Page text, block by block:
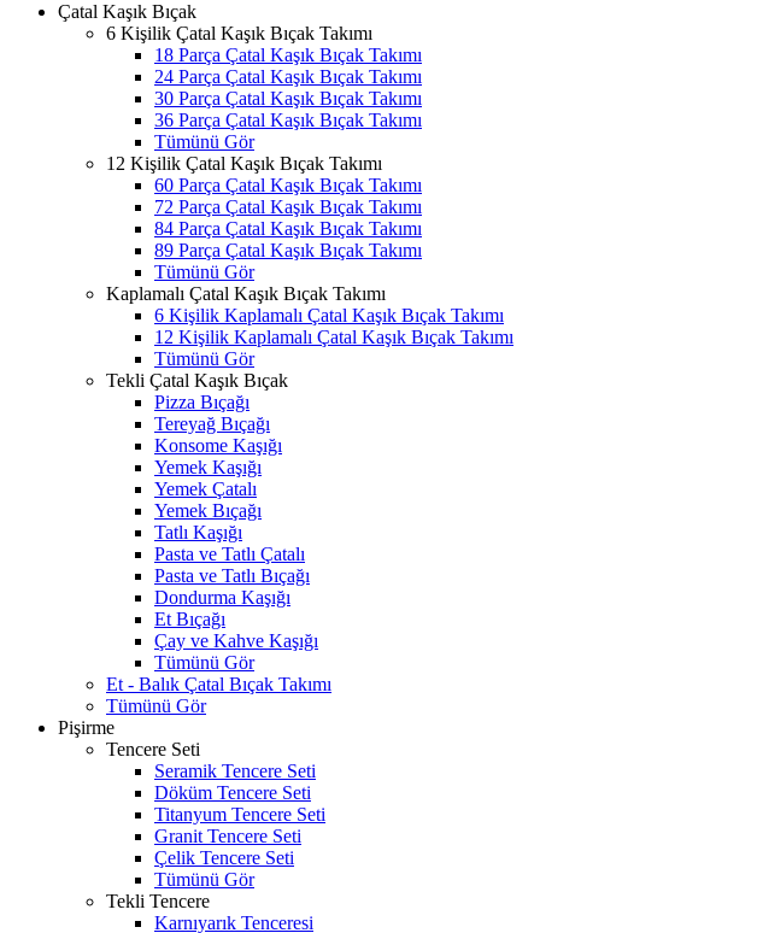
Çatal Kaşık Bıçak
6 Kişilik Çatal Kaşık Bıçak Takımı
18 Parça Çatal Kaşık Bıçak Takımı
24 Parça Çatal Kaşık Bıçak Takımı
30 Parça Çatal Kaşık Bıçak Takımı
36 Parça Çatal Kaşık Bıçak Takımı
Tümünü Gör
12 Kişilik Çatal Kaşık Bıçak Takımı
60 Parça Çatal Kaşık Bıçak Takımı
72 Parça Çatal Kaşık Bıçak Takımı
84 Parça Çatal Kaşık Bıçak Takımı
89 Parça Çatal Kaşık Bıçak Takımı
Tümünü Gör
Kaplamalı Çatal Kaşık Bıçak Takımı
6 Kişilik Kaplamalı Çatal Kaşık Bıçak Takımı
12 Kişilik Kaplamalı Çatal Kaşık Bıçak Takımı
Tümünü Gör
Tekli Çatal Kaşık Bıçak
Pizza Bıçağı
Tereyağ Bıçağı
Konsome Kaşığı
Yemek Kaşığı
Yemek Çatalı
Yemek Bıçağı
Tatlı Kaşığı
Pasta ve Tatlı Çatalı
Pasta ve Tatlı Bıçağı
Dondurma Kaşığı
Et Bıçağı
Çay ve Kahve Kaşığı
Tümünü Gör
Et - Balık Çatal Bıçak Takımı
Tümünü Gör
Pişirme
Tencere Seti
Seramik Tencere Seti
Döküm Tencere Seti
Titanyum Tencere Seti
Granit Tencere Seti
Çelik Tencere Seti
Tümünü Gör
Tekli Tencere
Karnıyarık Tenceresi